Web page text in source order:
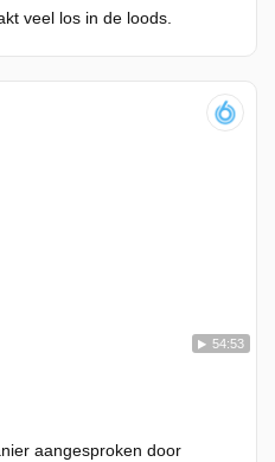
veel los in de loods.
54:53
aangesproken door